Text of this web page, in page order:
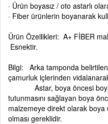
· Ürün boyasız / oto astarlı
· Fiber ürünlerin boyanarak
Ürün Özellikleri: A+ FİBER
Esnektir.
Bilgi: Arka tamponda belirtilen
çamurluk içlerinden
Astar, boya öncesi
tutunmasını sağlayan boya
malzemeye direkt olarak boya
olması gereklidir.